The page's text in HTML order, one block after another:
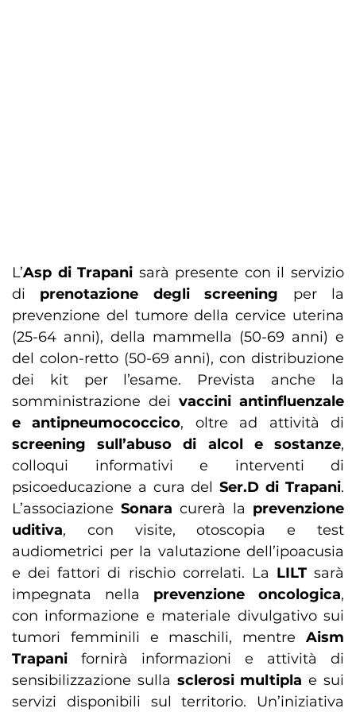
L’Asp di Trapani sarà presente con il servizio
di prenotazione degli screening per la
prevenzione del tumore della cervice uterina
(25-64 anni), della mammella (50-69 anni) e
del colon-retto (50-69 anni), con distribuzione
dei kit per l’esame. Prevista anche la
somministrazione dei vaccini antinfluenzale
e antipneumococcico, oltre ad attività di
screening sull’abuso di alcol e sostanze,
colloqui informativi e interventi di
psicoeducazione a cura delSer.D di Trapani.
L’associazione Sonara curerà la prevenzione
uditiva, con visite, otoscopia e test
audiometrici per la valutazione dell’ipoacusia
e dei fattori di rischio correlati. La LILTsarà
impegnata nella prevenzione oncologica,
con informazione e materiale divulgativo sui
tumori femminili e maschili, mentre Aism
Trapani fornirà informazioni e attività di
sensibilizzazione sulla sclerosi multipla e sui
servizi disponibili sul territorio. Un’iniziativa